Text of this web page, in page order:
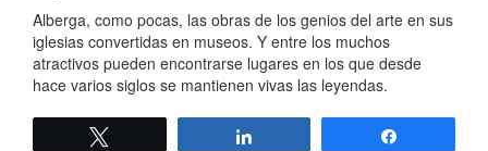
Alberga, como pocas, las obras de los genios del arte en sus
iglesias convertidas en museos. Y entre los muchos
atractivos pueden encontrarse lugares en los que desde
hace varios siglos se mantienen vivas las leyendas.